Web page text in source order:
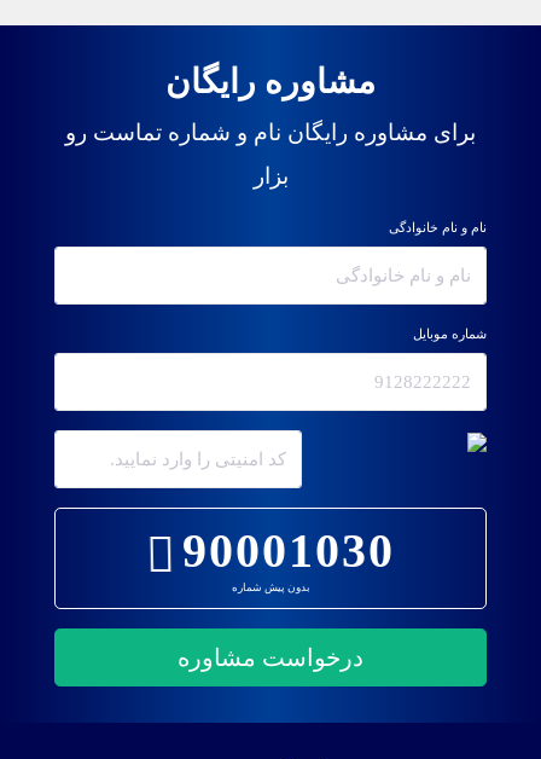
مشاوره رایگان
برای مشاوره رایگان نام و شماره تماست رو
بزار
90001030
بدون پیش شماره
نام و نام خانوادگی
شماره موبایل